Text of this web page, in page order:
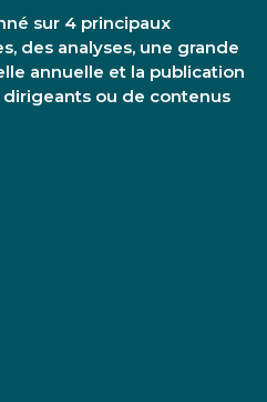
sur 4 principaux
des analyses, une grande
annuelle et la publication
ou de contenus